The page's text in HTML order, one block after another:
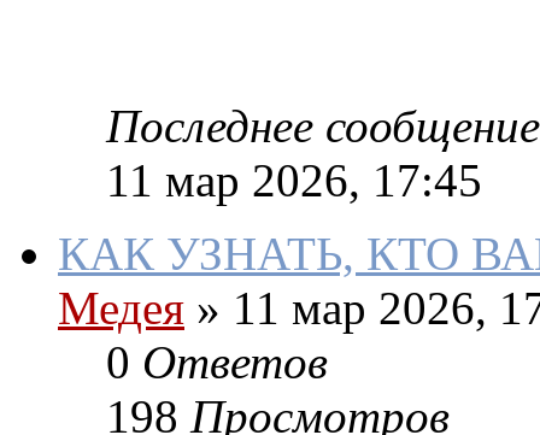
Последнее сообщение
11 мар 2026, 17:45
КАК УЗНАТЬ, КТО
Медея » 11 мар 2026,
0 Ответов
198 Просмотров